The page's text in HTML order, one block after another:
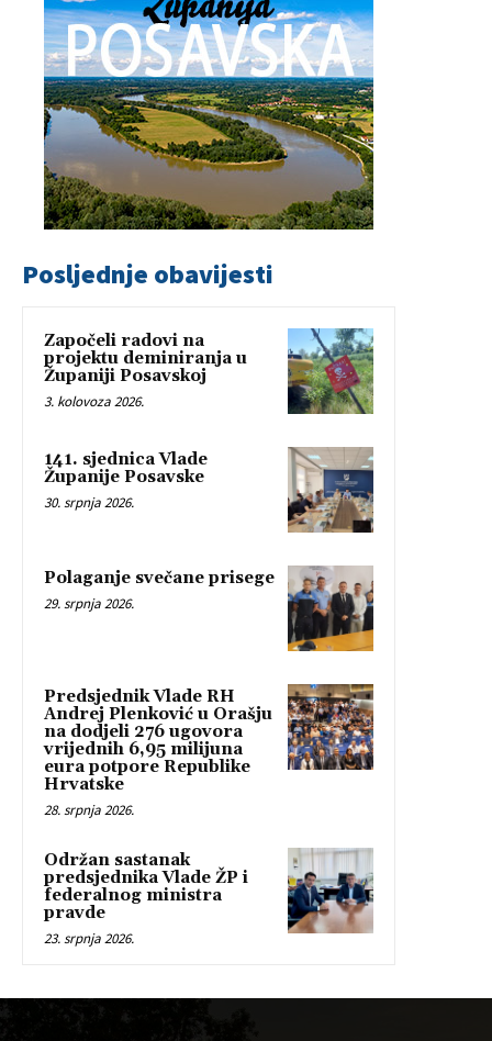
Posljednje obavijesti
Započeli radovi na
projektu deminiranja u
Županiji Posavskoj
3. kolovoza 2026.
141. sjednica Vlade
Županije Posavske
30. srpnja 2026.
Polaganje svečane prisege
29. srpnja 2026.
Predsjednik Vlade RH
Andrej Plenković u Orašju
na dodjeli 276 ugovora
vrijednih 6,95 milijuna
eura potpore Republike
Hrvatske
28. srpnja 2026.
Održan sastanak
predsjednika Vlade ŽP i
federalnog ministra
pravde
23. srpnja 2026.